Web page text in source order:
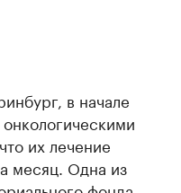
в начале
, что их лечение
месяц. Одна из